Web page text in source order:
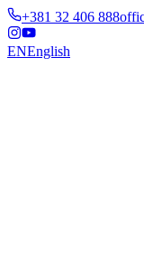
+381 32 406 888
ENEnglish